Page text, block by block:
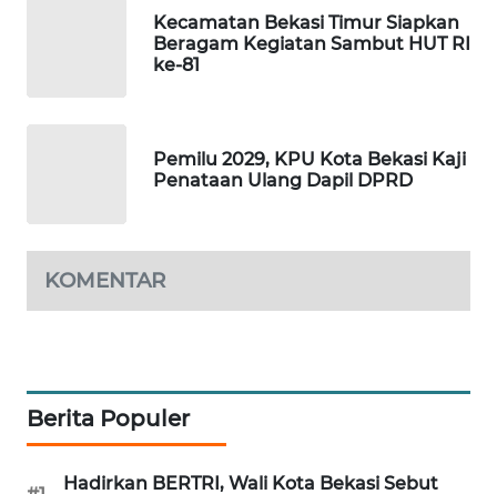
Kecamatan Bekasi Timur Siapkan
Beragam Kegiatan Sambut HUT RI
ke-81
Pemilu 2029, KPU Kota Bekasi Kaji
Penataan Ulang Dapil DPRD
KOMENTAR
Berita Populer
Hadirkan BERTRI, Wali Kota Bekasi Sebut